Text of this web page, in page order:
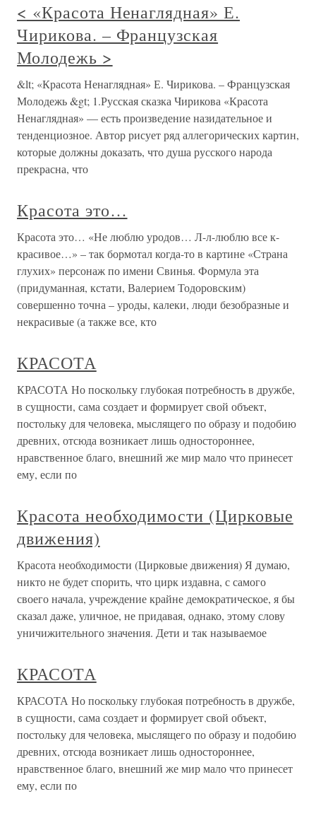
< «Красота Ненаглядная» Е.
Чирикова. – Французская
Молодежь >
&lt; «Красота Ненаглядная» Е. Чирикова. – Французская
Молодежь &gt; 1.Русская сказка Чирикова «Красота
Ненаглядная» — есть произведение назидательное и
тенденциозное. Автор рисует ряд аллегорических картин,
которые должны доказать, что душа русского народа
прекрасна, что
Красота это…
Красота это… «Не люблю уродов… Л-л-люблю все к-
красивое…» – так бормотал когда-то в картине «Страна
глухих» персонаж по имени Свинья. Формула эта
(придуманная, кстати, Валерием Тодоровским)
совершенно точна – уроды, калеки, люди безобразные и
некрасивые (а также все, кто
КРАСОТА
КРАСОТА Но поскольку глубокая потребность в дружбе,
в сущности, сама создает и формирует свой объект,
постольку для человека, мыслящего по образу и подобию
древних, отсюда возникает лишь одностороннее,
нравственное благо, внешний же мир мало что принесет
ему, если по
Красота необходимости (Цирковые
движения)
Красота необходимости (Цирковые движения) Я думаю,
никто не будет спорить, что цирк издавна, с самого
своего начала, учреждение крайне демократическое, я бы
сказал даже, уличное, не придавая, однако, этому слову
уничижительного значения. Дети и так называемое
КРАСОТА
КРАСОТА Но поскольку глубокая потребность в дружбе,
в сущности, сама создает и формирует свой объект,
постольку для человека, мыслящего по образу и подобию
древних, отсюда возникает лишь одностороннее,
нравственное благо, внешний же мир мало что принесет
ему, если по